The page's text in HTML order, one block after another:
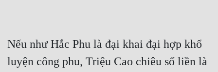
Nếu như Hắc Phu là đại khai đại hợp khổ
luyện công phu, Triệu Cao chiêu số liền là